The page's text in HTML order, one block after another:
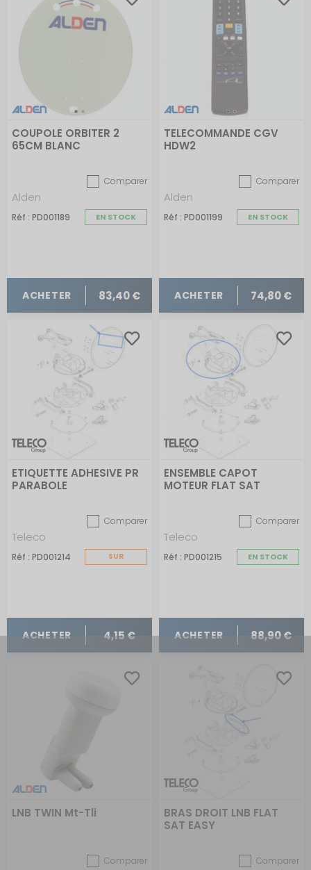
COUPOLE ORBITER 2
65CM BLANC
Comparer
Alden
Réf : PD001189 EN STOCK
ACHETER 83,40 €
TELECOMMANDE CGV
HDW2
Comparer
Alden
Réf : PD001199 EN STOCK
ACHETER 74,80 €
ETIQUETTE ADHESIVE PR
PARABOLE
Comparer
Teleco
Réf : PD001214
SUR
ACHETER 4,15 €
ENSEMBLE CAPOT
MOTEUR FLAT SAT
Comparer
Teleco
Réf : PD001215 EN STOCK
ACHETER 88,90 €
LNB TWIN Mt-Tli
Comparer
BRAS DROIT LNB FLAT
SAT EASY
Comparer